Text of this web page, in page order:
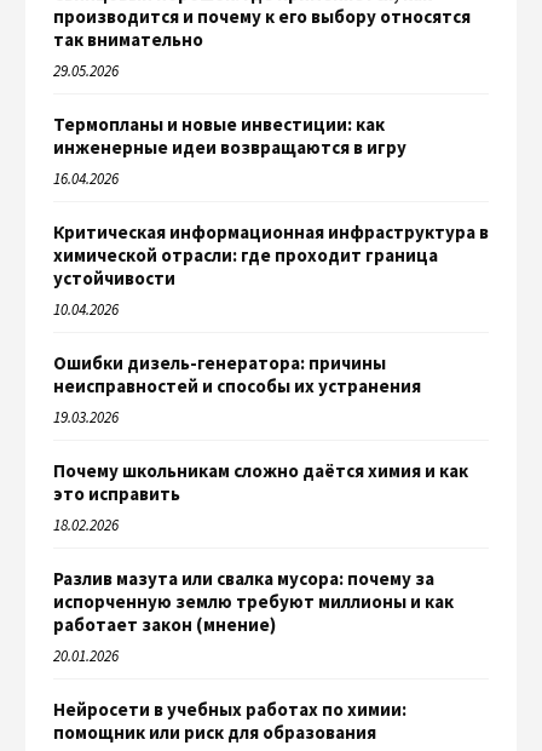
производится и почему к его выбору относятся
так внимательно
29.05.2026
Термопланы и новые инвестиции: как
инженерные идеи возвращаются в игру
16.04.2026
Критическая информационная инфраструктура в
химической отрасли: где проходит граница
устойчивости
10.04.2026
Ошибки дизель-генератора: причины
неисправностей и способы их устранения
19.03.2026
Почему школьникам сложно даётся химия и как
это исправить
18.02.2026
Разлив мазута или свалка мусора: почему за
испорченную землю требуют миллионы и как
работает закон (мнение)
20.01.2026
Нейросети в учебных работах по химии:
помощник или риск для образования